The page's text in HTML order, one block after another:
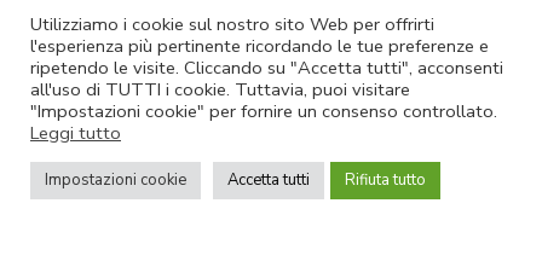
Privacy Newsletter
Società trasparente
Whistleblowing
© Lazio Innova S.p.A. società soggetta a direzione e
coordinamento della Regione Lazio
Sede legale Via Marco Aurelio 26 A - 00184 Roma
Utilizziamo i cookie sul nostro sito Web per offrirti
l'esperienza più pertinente ricordando le tue preferenze e
ripetendo le visite. Cliccando su "Accetta tutti", acconsenti
all'uso di TUTTI i cookie. Tuttavia, puoi visitare
"Impostazioni cookie" per fornire un consenso controllato.
Leggi tutto
Impostazioni cookie Accetta tutti Rifiuta tutto